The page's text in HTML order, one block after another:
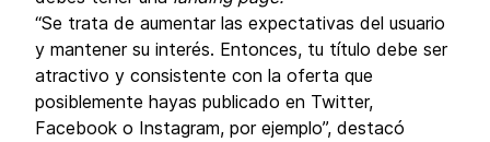
“Se trata de aumentar las expectativas del usuario
y mantener su interés. Entonces, tu título debe ser
atractivo y consistente con la oferta que
posiblemente hayas publicado en Twitter,
Facebook o Instagram, por ejemplo”, destacó